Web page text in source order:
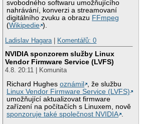
svobodného softwaru umožňujícího
nahrávání, konverzi a streamovaní
digitálního zvuku a obrazu FFmpeg
(Wikipedie ).
Ladislav Hagara| Komentářů: 0
NVIDIA sponzorem služby Linux
Vendor Firmware Service (LVFS)
4.8. 20:11 | Komunita
Richard Hughesoznámil
, že službu
Linux Vendor Firmware Service (LVFS)
umožňující aktualizovat firmware
zařízení na počítačích s Linuxem, nově
sponzoruje také společnost NVIDIA .